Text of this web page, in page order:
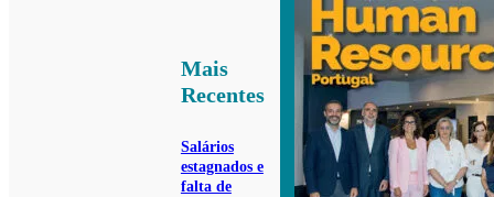
Mais
Recentes
Salários
estagnados e
falta de